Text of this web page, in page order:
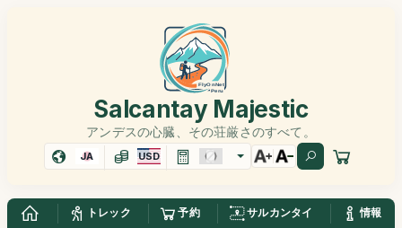
Salcantay Majestic
アンデスの心臓、その荘厳さのすべて。
JA USD
トレック 予約 サルカンタイ
情報